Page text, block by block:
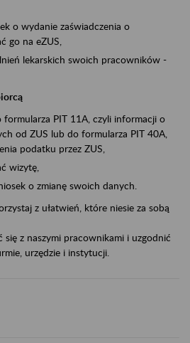
o wydanie zaświadczenia o
go na eZUS,
lekarskich swoich pracowników -
formularza PIT 11A, czyli informacji o
od ZUS lub do formularza PIT 40A,
podatku przez ZUS,
wizytę,
o zmianę swoich danych.
z ułatwień, które niesie za sobą
z naszymi pracownikami i uzgodnić
urzędzie i instytucji.